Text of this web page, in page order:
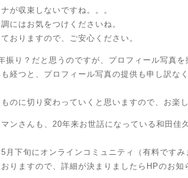
が収束しないですね。。。
にはお気をつけくださいね。
おりますので、ご安心ください。
り？だと思うのですが、プロフィール写真を
経つと、プロフィール写真の提供も申し訳な
のに切り変わっていくと思いますので、お楽し
ンさんも、20年来お世話になっている和田佳
月下旬にオンラインコミュニティ（有料です
りますので、詳細が決まりましたらHPのお知